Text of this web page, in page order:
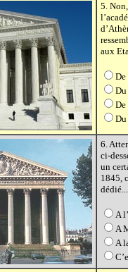
5.
aux
De
Du
De
Du
6.
ci-
un
1845,
dédié...
A
A
A